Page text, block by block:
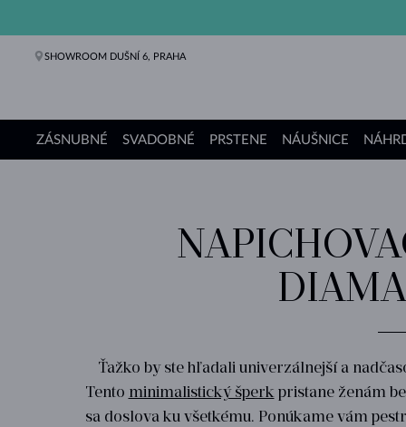
SHOWROOM DUŠNÍ 6, PRAHA
ZÁSNUBNÉ SVADOBNÉ PRSTENE NÁUŠNICE
Ťažko by ste hľadali univerzálnejší a
Tento minimalistický šperkpristane ženám
sa doslova ku všetkému. Ponúkame vám